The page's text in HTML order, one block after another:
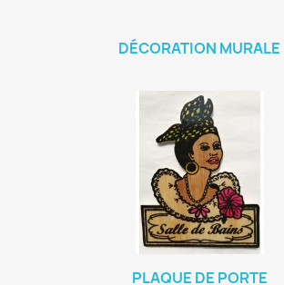
DÉCORATION MURALE
PLAQUE DE PORTE